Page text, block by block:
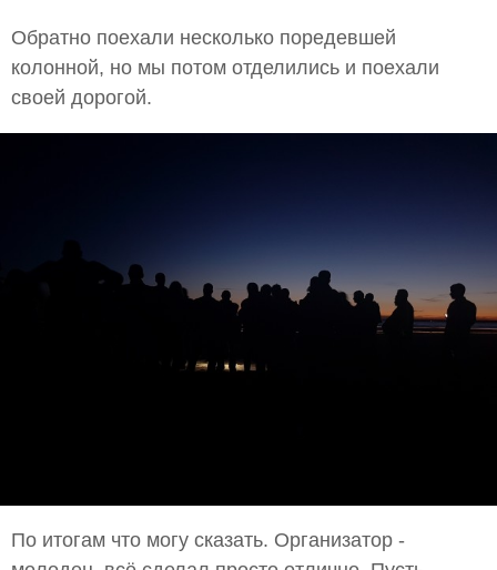
Обратно поехали несколько поредевшей
колонной, но мы потом отделились и поехали
своей дорогой.
По итогам что могу сказать. Организатор -